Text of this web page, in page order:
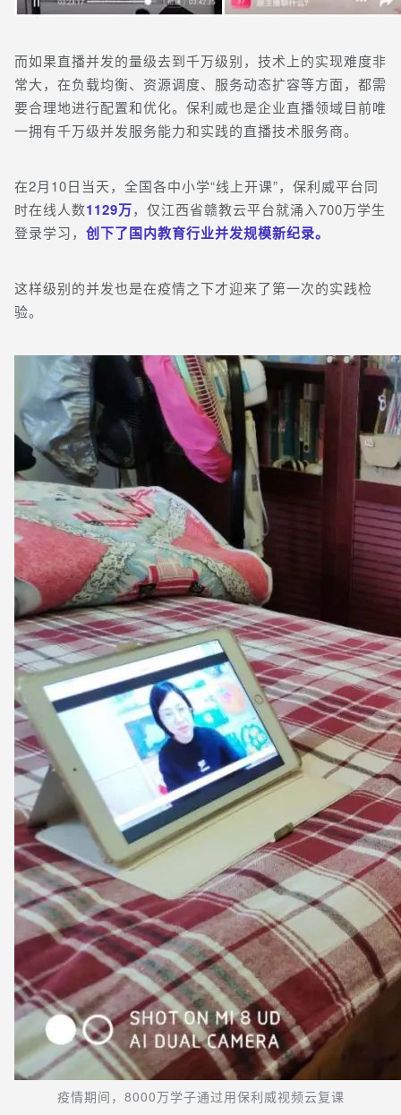
而如果直播并发的量级去到千万级别，技术上的实现难度非
常大，在负载均衡、资源调度、服务动态扩容等方面，都需
要合理地进行配置和优化。 保利威也是企业直播领域目前唯
一拥有千万级并发服务能力和实践的直播技术服务商。
在2月10日当天，全国各中小学“线上开课”，保利威平台同
时在线人数1129万，仅江西省赣教云平台就涌入700万学生
登录学习， 创下了国内教育行业并发规模新纪录。
这样级别的并发也是在疫情之下才迎来了第一次的实践检
验。
疫情期间，8000万学子通过用保利威视频云复课